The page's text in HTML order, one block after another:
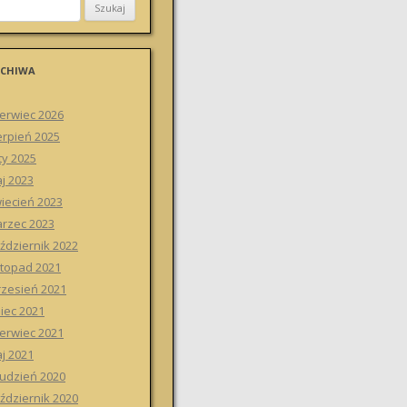
2026
2025
2025
2023
2023
2023
2022
2021
2021
2021
2021
2021
2020
2020